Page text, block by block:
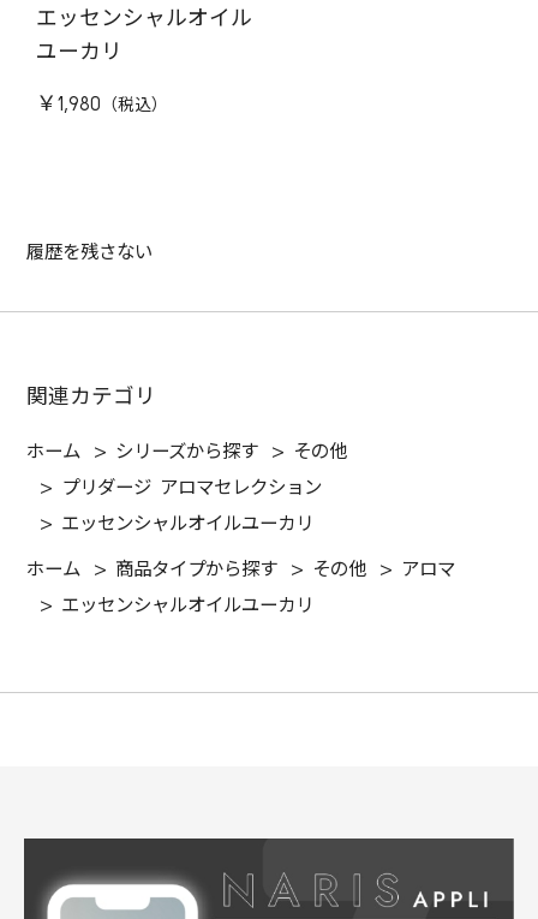
エッセンシャルオイル
ユーカリ
￥1,980
履歴を残さない
関連カテゴリ
ホーム > シリーズから探す >
その他
>
プリダージ アロマセレクション
> エッセンシャルオイルユーカリ
ホーム > 商品タイプから探す > その他 >
アロマ
> エッセンシャルオイルユーカリ